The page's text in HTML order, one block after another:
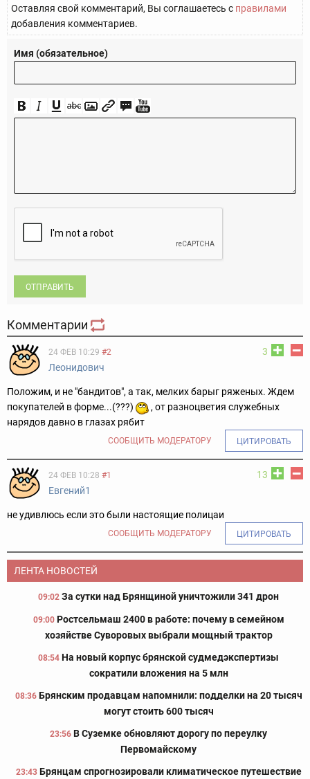
Оставляя свой комментарий, Вы соглашаетесь с правилами
добавления комментариев.
Имя (обязательное)
ОТПРАВИТЬ
Комментарии
3
24 ФЕВ 10:29 #2
Леонидович
Положим, и не "бандитов", а так, мелких барыг ряженых. Ждем
покупателей в форме...(???)
, от разноцветия служебных
нарядов давно в глазах рябит
СООБЩИТЬ МОДЕРАТОРУ ЦИТИРОВАТЬ
13
24 ФЕВ 10:28 #1
Евгений1
не удивлюсь если это были настоящие полицаи
СООБЩИТЬ МОДЕРАТОРУ ЦИТИРОВАТЬ
ЛЕНТА НОВОСТЕЙ
09:02 За сутки над Брянщиной уничтожили 341 дрон
09:00 Ростсельмаш 2400 в работе: почему в семейном
хозяйстве Суворовых выбрали мощный трактор
08:54 На новый корпус брянской судмедэкспертизы
сократили вложения на 5 млн
08:36 Брянским продавцам напомнили: подделки на 20 тысяч
могут стоить 600 тысяч
23:56 В Суземке обновляют дорогу по переулку
Первомайскому
23:43 Брянцам спрогнозировали климатическое путешествие